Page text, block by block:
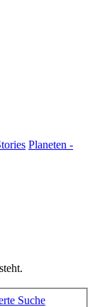
Planeten -
Suche